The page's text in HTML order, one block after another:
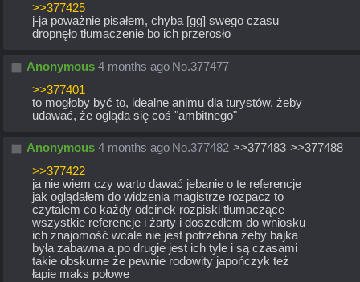
>>377425
j-ja poważnie pisałem, chyba [gg] swego czasu
dropnęło tłumaczenie bo ich przerosło
Anonymous 4 months ago No.377477
>>377401
to mogłoby być to, idealne animu dla turystów, żeby
udawać, że ogląda się coś "ambitnego"
Anonymous 4 months ago No.377482 >>377483 >>377488
>>377422
ja nie wiem czy warto dawać jebanie o te referencje
jak oglądałem do widzenia magistrze rozpacz to
czytałem co każdy odcinek rozpiski tłumaczące
wszystkie referencje i żarty i doszedłem do wniosku
ich znajomość wcale nie jest potrzebna żeby bajka
była zabawna a po drugie jest ich tyle i są czasami
takie obskurne że pewnie rodowity japończyk też
łapie maks połowe